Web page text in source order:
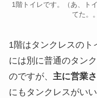
1階トイレです。（あ、ト
てた。
1階はタンクレスのト
には別に普通のタン
のですが、 主に営業
にもタンクレスがい